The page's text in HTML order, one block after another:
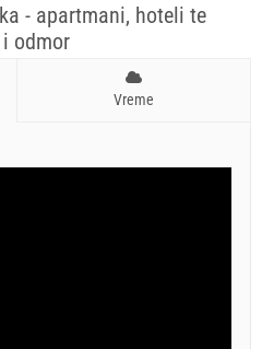
- apartmani, hoteli te
odmor
Vreme